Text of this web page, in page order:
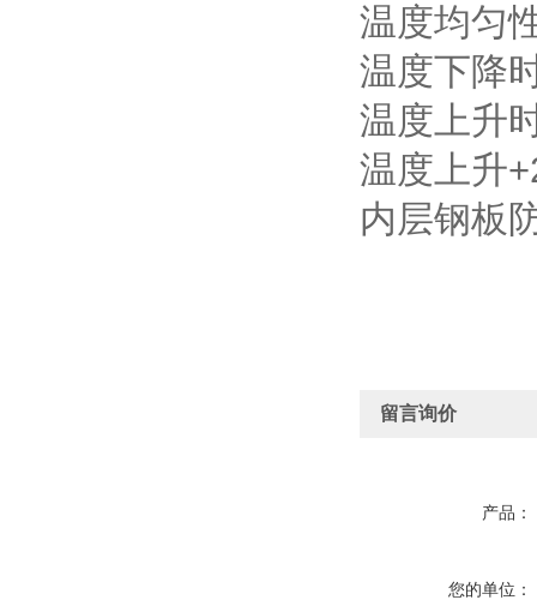
温度均匀
温度下降
温度上升
温度上升
内层钢板
留言询价
产品：
您的单位：